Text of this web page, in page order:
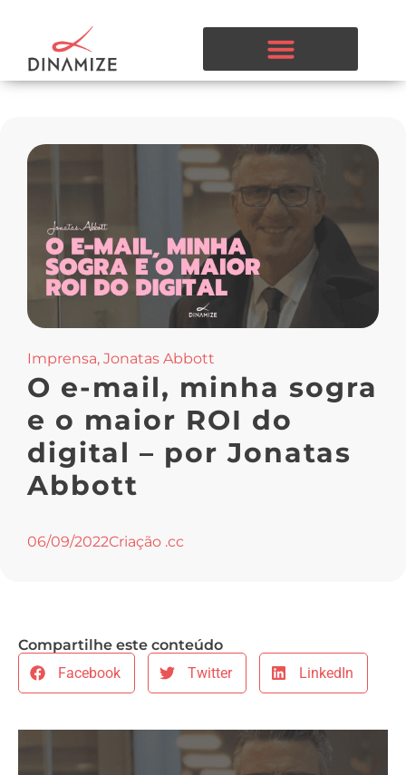
Imprensa, Jonatas Abbott
O e-mail, minha sogra
e o maior ROI do
digital – por Jonatas
Abbott
06/09/2022Criação .cc
Compartilhe este conteúdo
Facebook
Twitter LinkedIn